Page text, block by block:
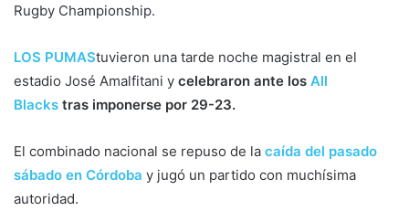
Rugby Championship.
LOS PUMAStuvieron una tarde noche magistral en el
estadio José Amalfitani y celebraron ante los All
Blacks tras imponerse por 29-23.
El combinado nacional se repuso de la caída del pasado
sábado en Córdoba y jugó un partido con muchísima
autoridad.